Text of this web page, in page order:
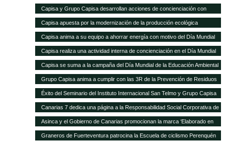
contaminación acústica
Capisa y Grupo Capisa desarrollan acciones de concienciación con
motivo del Día Internacional del Agua
Capisa apuesta por la modernización de la producción ecológica
Capisa anima a su equipo a ahorrar energía con motivo del Día Mundial
de la Energía
Capisa realiza una actividad interna de concienciación en el Día Mundial
de la Educación Ambiental
Capisa se suma a la campaña del Día Mundial de la Educación Ambiental
Grupo Capisa anima a cumplir con las 3R de la Prevención de Residuos
Éxito del Seminario del Instituto Internacional San Telmo y Grupo Capisa
destinado al sector primario, la industria agroalimentaria y la distribución
Canarias 7 dedica una página a la Responsabilidad Social Corporativa de
Grupo Capisa
Asinca y el Gobierno de Canarias promocionan la marca ‘Elaborado en
Canarias’ con una campaña en la que participa Grupo Capisa
Graneros de Fuerteventura patrocina la Escuela de ciclismo Perenquén